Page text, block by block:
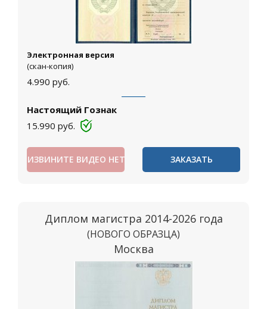
Электронная версия
(скан-копия)
4.990 руб.
Настоящий Гознак
15.990 руб.
ИЗВИНИТЕ ВИДЕО НЕТ ЗАКАЗАТЬ
Диплом магистра 2014-2026 года
(НОВОГО ОБРАЗЦА)
Москва